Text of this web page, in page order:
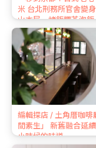
米 台北刑務所官舍變
山本屋」烤飯糰茶泡
貓甜點必吃！
編輯探店 / 土角厝咖啡
間素生」 新舊融合延
小時候的味道